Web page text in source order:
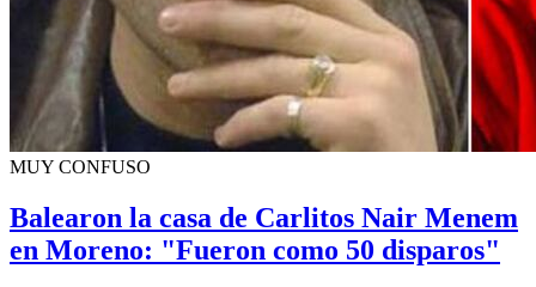
MUY CONFUSO
Balearon la casa de Carlitos Nair Menem
en Moreno: "Fueron como 50 disparos"